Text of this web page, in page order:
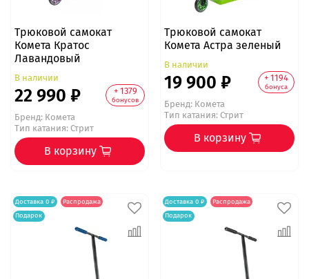
Трюковой самокат
Комета Кратос
Лавандовый
В наличии
22 990 ₽ + 1379
бонусов
Бренд:Комета
Тип катания: Стрит
В корзину
Трюковой самокат
Комета Астра зеленый
В наличии
19 900 ₽ + 1194
бонуса
Бренд:Комета
Тип катания: Стрит
В корзину
Доставка 0 ₽
Распродажа
Подарок
Доставка 0 ₽
Распродажа
Подарок